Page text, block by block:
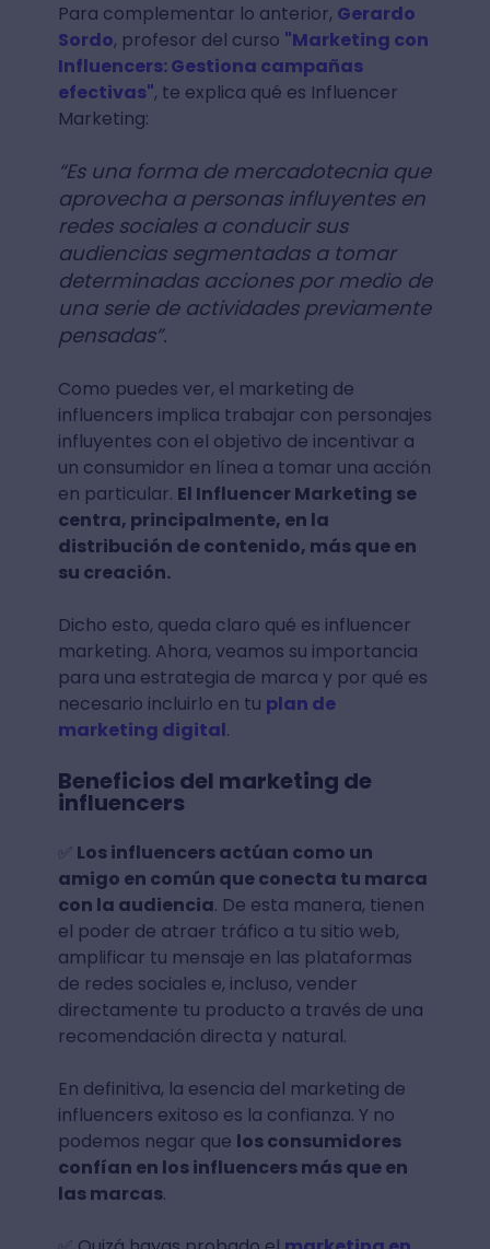
Para complementar lo anterior, Gerardo
Sordo, profesor del curso "Marketing con
Influencers: Gestiona campañas
efectivas", te explica qué es Influencer
Marketing:
“Es una forma de mercadotecnia que
aprovecha a personas influyentes en
redes sociales a conducir sus
audiencias segmentadas a tomar
determinadas acciones por medio de
una serie de actividades previamente
pensadas”.
Como puedes ver, el marketing de
influencers implica trabajar con personajes
influyentes con el objetivo de incentivar a
un consumidor en línea a tomar una acción
en particular. El Influencer Marketing se
centra, principalmente, en la
distribución de contenido, más que en
su creación.
Dicho esto, queda claro qué es influencer
marketing. Ahora, veamos su importancia
para una estrategia de marca y por qué es
necesario incluirlo en tu plan de
marketing digital.
Beneficios del marketing de
influencers
✅ Los influencers actúan como un
amigo en común que conecta tu marca
con la audiencia. De esta manera, tienen
el poder de atraer tráfico a tu sitio web,
amplificar tu mensaje en las plataformas
de redes sociales e, incluso, vender
directamente tu producto a través de una
recomendación directa y natural.
En definitiva, la esencia del marketing de
influencers exitoso es la confianza. Y no
podemos negar que los consumidores
confían en los influencers más que en
las marcas.